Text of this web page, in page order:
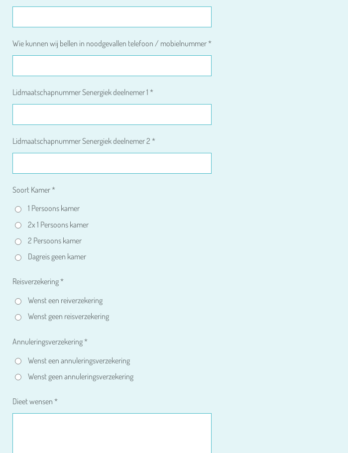
Wie kunnen wij bellen in noodgevallen telefoon / mobielnummer *
Lidmaatschapnummer Senergiek deelnemer 1 *
Lidmaatschapnummer Senergiek deelnemer 2 *
Soort Kamer *
1 Persoons kamer
2x 1 Persoons kamer
2 Persoons kamer
Dagreis geen kamer
Reisverzekering *
Wenst een reiverzekering
Wenst geen reisverzekering
Annuleringsverzekering *
Wenst een annuleringsverzekering
Wenst geen annuleringsverzekering
Dieet wensen *